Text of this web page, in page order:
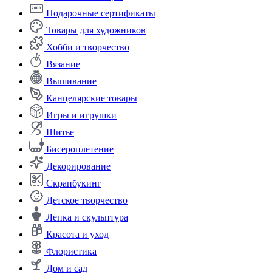
Подарочные сертификаты
Товары для художников
Хобби и творчество
Вязание
Вышивание
Канцелярские товары
Игры и игрушки
Шитье
Бисероплетение
Декорирование
Скрапбукинг
Детское творчество
Лепка и скульптура
Красота и уход
Флористика
Дом и сад